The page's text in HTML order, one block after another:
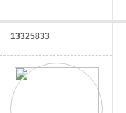
13325833